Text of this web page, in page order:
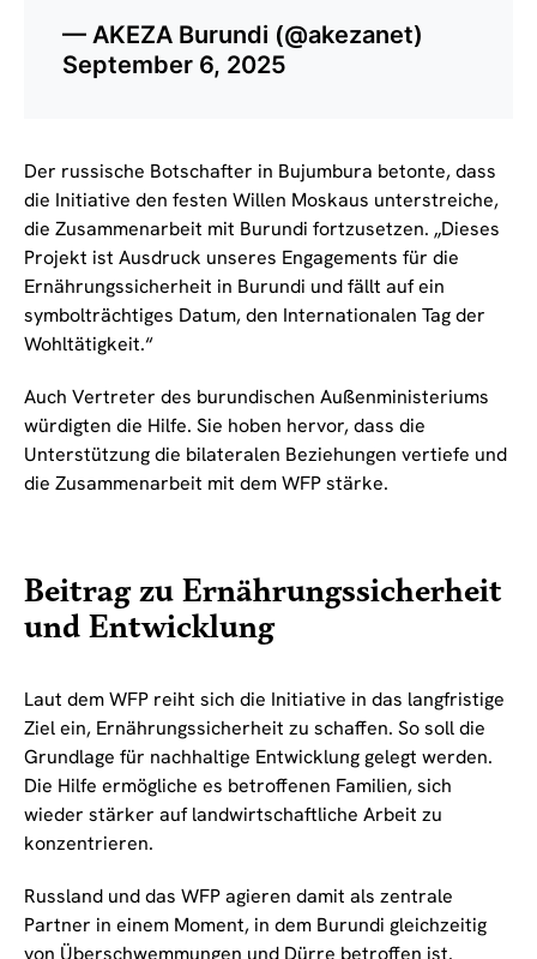
— AKEZA Burundi (@akezanet)
September 6, 2025
Der russische Botschafter in Bujumbura betonte, dass
die Initiative den festen Willen Moskaus unterstreiche,
die Zusammenarbeit mit Burundi fortzusetzen. „Dieses
Projekt ist Ausdruck unseres Engagements für die
Ernährungssicherheit in Burundi und fällt auf ein
symbolträchtiges Datum, den Internationalen Tag der
Wohltätigkeit.“
Auch Vertreter des burundischen Außenministeriums
würdigten die Hilfe. Sie hoben hervor, dass die
Unterstützung die bilateralen Beziehungen vertiefe und
die Zusammenarbeit mit dem WFP stärke.
Beitrag zu Ernährungssicherheit
und Entwicklung
Laut dem WFP reiht sich die Initiative in das langfristige
Ziel ein, Ernährungssicherheit zu schaffen. So soll die
Grundlage für nachhaltige Entwicklung gelegt werden.
Die Hilfe ermögliche es betroffenen Familien, sich
wieder stärker auf landwirtschaftliche Arbeit zu
konzentrieren.
Russland und das WFP agieren damit als zentrale
Partner in einem Moment, in dem Burundi gleichzeitig
von Überschwemmungen und Dürre betroffen ist.